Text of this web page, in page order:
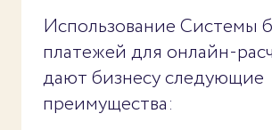
Использование Системы
платежей для онлайн-
дают бизнесу следующие
преимущества: